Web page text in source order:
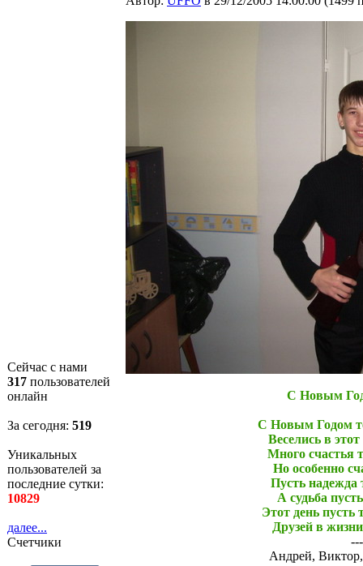
Сейчас с нами
317 пользователей
онлайн
За сегодня: 519
Уникальных
пользователей за
последние сутки:
10829
далее...
Счетчики
С Новым
С Новым Годом
Веселись в
Много счастья
Но особенно
Пусть надежда
А судьба
Этот день пусть
Друзей в
Андрей,